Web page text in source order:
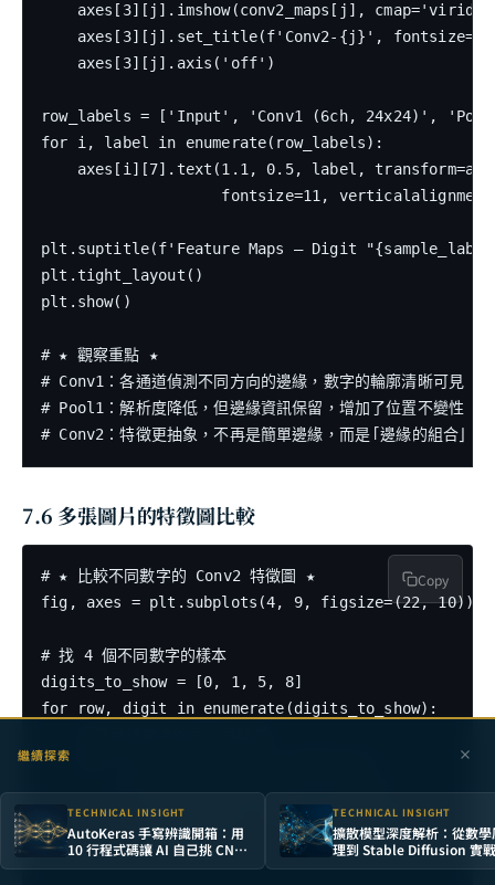
axes[3][j].imshow(conv2_maps[j],
axes[3][j].set_title(f'Conv2-{j}',
    axes[3][j].axis('off')
row_labels = ['Input', 'Conv1 (6ch, 24x24)',
for i, label in enumerate(row_labels):
axes[i][7].text(1.1, 0.5, label,
fontsize=11,
plt.suptitle(f'Feature Maps — Digit
plt.tight_layout()
plt.show()
# ★ 觀察重點 ★
# Conv1：各通道偵測不同方向的邊緣，數字的輪廓清晰可見
# Pool1：解析度降低，但邊緣資訊保留，增加了位置不變性
7.6 多張圖片的特徵圖比較
# ★ 比較不同數字的 Conv2 特徵圖 ★
fig, axes = plt.subplots(4, 9, figsize=(22, 10))
# 找 4 個不同數字的樣本
digits_to_show = [0, 1, 5, 8]
for row, digit in enumerate(digits_to_show):
    for i in range(len(test_dataset)):
        if test_dataset[i][1] == digit:
            img, label = test_dataset[i]
            break
Copy
繼續探索
TECHNICAL INSIGHT
AutoKeras 手寫辨識開箱：用
10 行程式碼讓 AI 自己挑 CNN
模型
TECHNICAL INSIGHT
擴散模型深度解析：從數學
理到 Stable Diffusion 實
掌握生成式 AI 的核心引擎